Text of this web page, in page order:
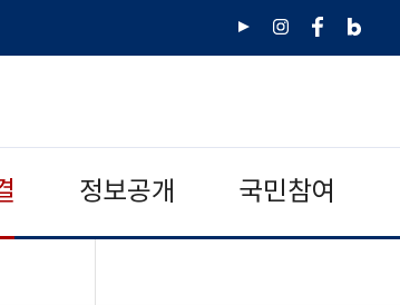
유
인
페
네
그
)
정보공개 국민참여
기"